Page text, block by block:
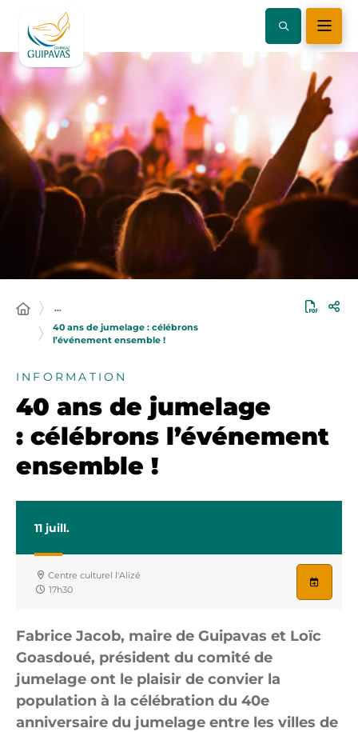
…
40 ans de jumelage : célébrons
l’événement ensemble !
INFORMATION
40 ans de jumelage
: célébrons l’événement
ensemble !
11 juill.
Centre culturel l'Alizé
17h30
Fabrice Jacob, maire de Guipavas et Loïc
Goasdoué, président du comité de
jumelage ont le plaisir de convier la
population à la célébration du 40e
anniversaire du jumelage entre les villes de